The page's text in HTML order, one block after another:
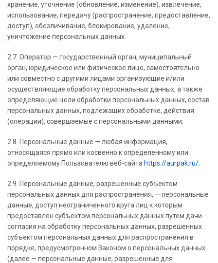
хранение, уточнение (обновление, изменение), извлечение,
использование, передачу (распространение, предоставление,
доступ), обезличивание, блокирование, удаление,
уничтожение персональных данных.
2.7. Оператор — государственный орган, муниципальный
орган, юридическое или физическое лицо, самостоятельно
или совместно с другими лицами организующие и/или
осуществляющие обработку персональных данных, а также
определяющие цели обработки персональных данных, состав
персональных данных, подлежащих обработке, действия
(операции), совершаемые с персональными данными.
2.8. Персональные данные — любая информация,
относящаяся прямо или косвенно к определенному или
определяемому Пользователю веб-сайта https://aurpak.ru/
2.9. Персональные данные, разрешенные субъектом
персональных данных для распространения, — персональные
данные, доступ неограниченного круга лиц к которым
предоставлен субъектом персональных данных путем дачи
согласия на обработку персональных данных, разрешенных
субъектом персональных данных для распространения в
порядке, предусмотренном Законом о персональных данных
(далее — персональные данные, разрешенные для